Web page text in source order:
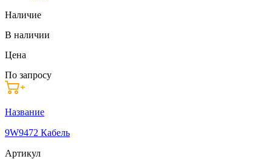
Наличие
В наличии
Цена
По запросу
Название
9W9472 Кабель
Артикул